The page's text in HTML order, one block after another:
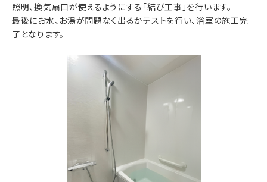
照明、換気扇口が使えるようにする「結び工事」を行います。
最後にお水、お湯が問題なく出るかテストを行い、浴室の施工完
了となります。